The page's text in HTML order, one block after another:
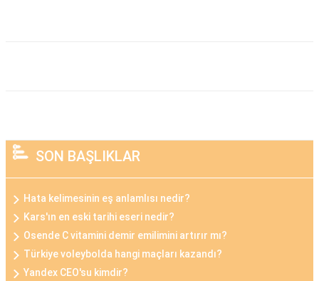
SON BAŞLIKLAR
Hata kelimesinin eş anlamlısı nedir?
Kars'ın en eski tarihi eseri nedir?
Osende C vitamini demir emilimini artırır mı?
Türkiye voleybolda hangi maçları kazandı?
Yandex CEO'su kimdir?